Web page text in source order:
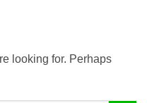
looking for. Perhaps